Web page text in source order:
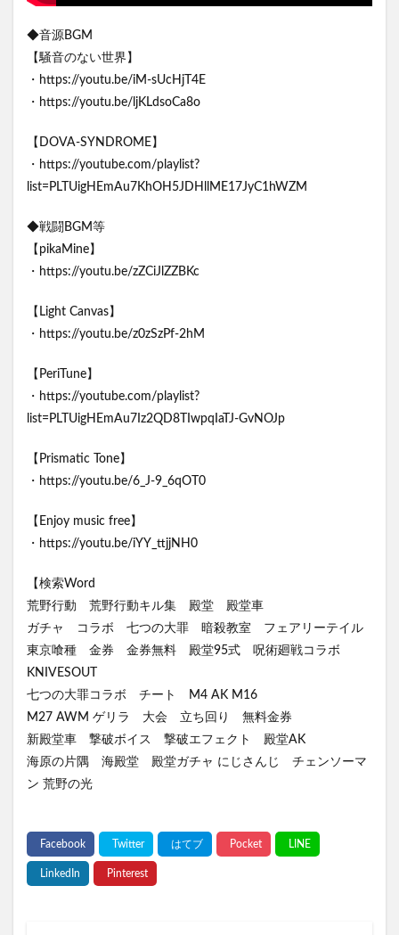
◆音源BGM
【騒音のない世界】
・https://youtu.be/iM-sUcHjT4E
・https://youtu.be/ljKLdsoCa8o
【DOVA-SYNDROME】
・https://youtube.com/playlist?
list=PLTUigHEmAu7KhOH5JDHllME17JyC1hWZM
◆戦闘BGM等
【pikaMine】
・https://youtu.be/zZCiJlZZBKc
【Light Canvas】
・https://youtu.be/z0zSzPf-2hM
【PeriTune】
・https://youtube.com/playlist?
list=PLTUigHEmAu7Iz2QD8TIwpqIaTJ-GvNOJp
【Prismatic Tone】
・https://youtu.be/6_J-9_6qOT0
【Enjoy music free】
・https://youtu.be/iYY_ttjjNH0
【検索Word
荒野行動 荒野行動キル集 殿堂 殿堂車
ガチャ コラボ 七つの大罪 暗殺教室 フェアリーテイル
東京喰種 金券 金券無料 殿堂95式 呪術廻戦コラボ
KNIVESOUT
七つの大罪コラボ チート M4 AK M16
M27 AWM ゲリラ 大会 立ち回り 無料金券
新殿堂車 撃破ボイス 撃破エフェクト 殿堂AK
海原の片隅 海殿堂 殿堂ガチャ にじさんじ チェンソーマ
ン 荒野の光